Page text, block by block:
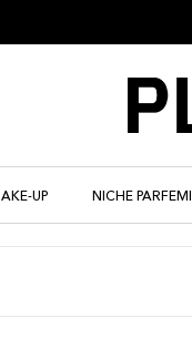
UP NICHE PARFEMI